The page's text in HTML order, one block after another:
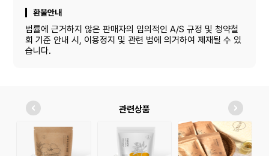
환불안내
법률에 근거하지 않은 판매자의 임의적인 A/S 규정 및 청약철
회 기준 안내 시, 이용정지 및 관련 법에 의거하여 제재될 수 있
습니다.
관련상품